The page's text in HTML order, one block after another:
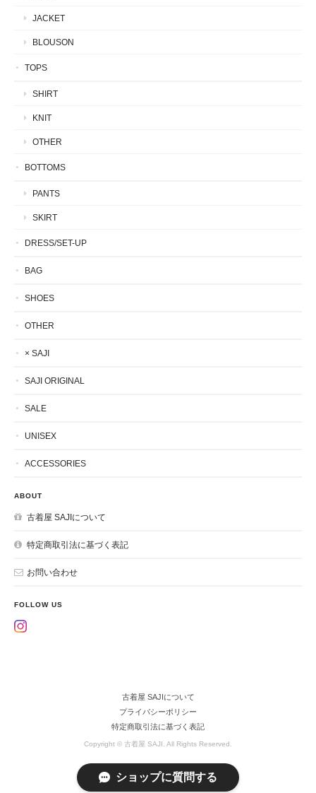
JACKET
BLOUSON
TOPS
SHIRT
KNIT
OTHER
BOTTOMS
PANTS
SKIRT
DRESS/SET-UP
BAG
SHOES
OTHER
× SAJI
SAJI ORIGINAL
SALE
UNISEX
ACCESSORIES
ABOUT
古着屋 SAJIについて
特定商取引法に基づく表記
お問い合わせ
FOLLOW US
古着屋 SAJIについて
プライバシーポリシー
特定商取引法に基づく表記
Copyright © 古着屋 SAJI. All Rights Reserved.
ショップに質問する